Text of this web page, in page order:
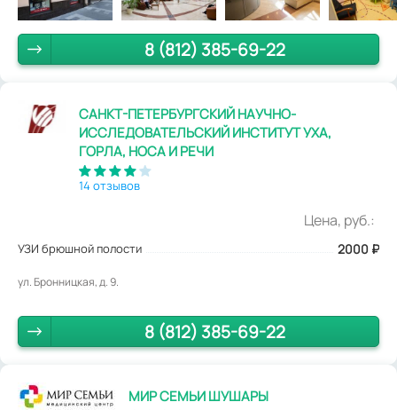
8 (812) 385-69-22
САНКТ-ПЕТЕРБУРГСКИЙ НАУЧНО-
ИССЛЕДОВАТЕЛЬСКИЙ ИНСТИТУТ УХА,
ГОРЛА, НОСА И РЕЧИ
14 отзывов
Цена, руб.:
УЗИ брюшной полости 2000 ₽
ул. Бронницкая, д. 9.
8 (812) 385-69-22
МИР СЕМЬИ ШУШАРЫ